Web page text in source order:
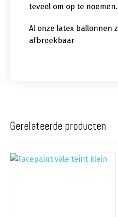
teveel om op te noemen.
Al onze latex ballonnen
afbreekbaar
Gerelateerde producten